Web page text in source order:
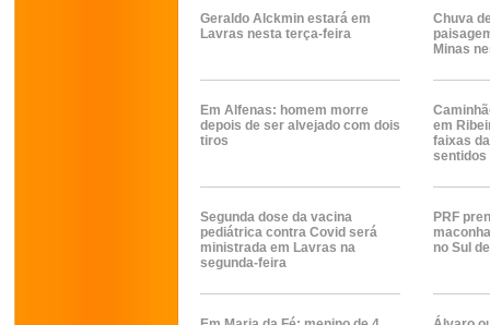
Geraldo Alckmin estará em
Lavras nesta terça-feira
Chuva
Minas
Em Alfenas: homem morre
depois de ser alvejado com dois
tiros
em
faixas
sentidos
Segunda dose da vacina
pediátrica contra Covid será
ministrada em Lavras na
segunda-feira
PRF
no Sul